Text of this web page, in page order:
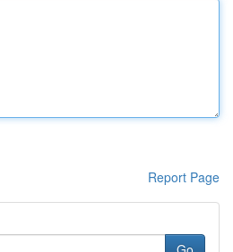
Report Page